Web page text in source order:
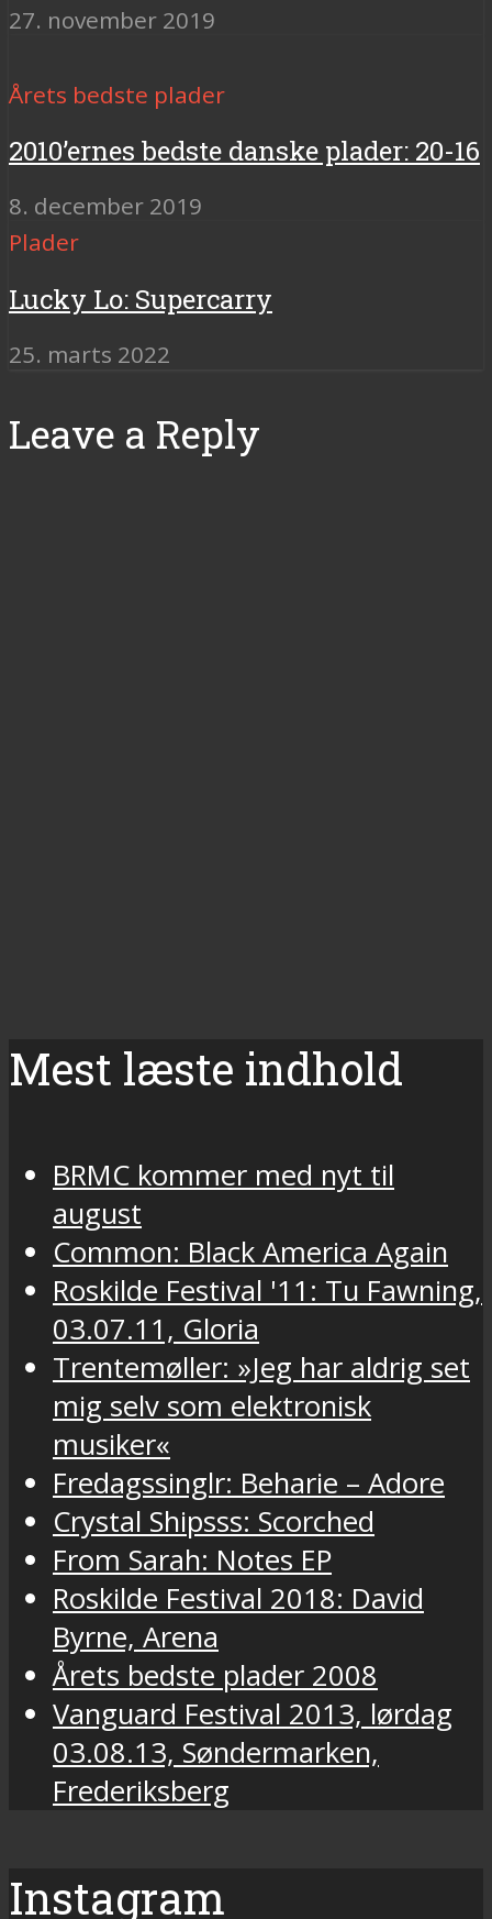
27. november 2019
Årets bedste plader
2010’ernes bedste danske plader: 20-16
8. december 2019
Plader
Lucky Lo: Supercarry
25. marts 2022
Leave a Reply
Mest læste indhold
BRMC kommer med nyt til
august
Common: Black America Again
Roskilde Festival '11: Tu Fawning,
03.07.11, Gloria
Trentemøller: »Jeg har aldrig set
mig selv som elektronisk
musiker«
Fredagssinglr: Beharie – Adore
Crystal Shipsss: Scorched
From Sarah: Notes EP
Roskilde Festival 2018: David
Byrne, Arena
Årets bedste plader 2008
Vanguard Festival 2013, lørdag
03.08.13, Søndermarken,
Frederiksberg
Instagram